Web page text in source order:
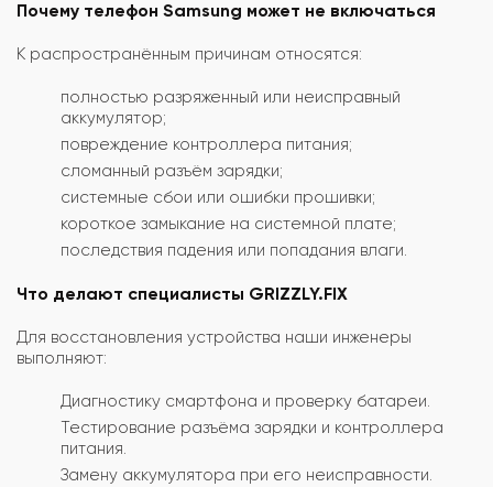
Почему телефон Samsung может не включаться
К распространённым причинам относятся:
полностью разряженный или неисправный
аккумулятор;
повреждение контроллера питания;
сломанный разъём зарядки;
системные сбои или ошибки прошивки;
короткое замыкание на системной плате;
последствия падения или попадания влаги.
Что делают специалисты GRIZZLY.FIX
Для восстановления устройства наши инженеры
выполняют:
Диагностику смартфона и проверку батареи.
Тестирование разъёма зарядки и контроллера
питания.
Замену аккумулятора при его неисправности.